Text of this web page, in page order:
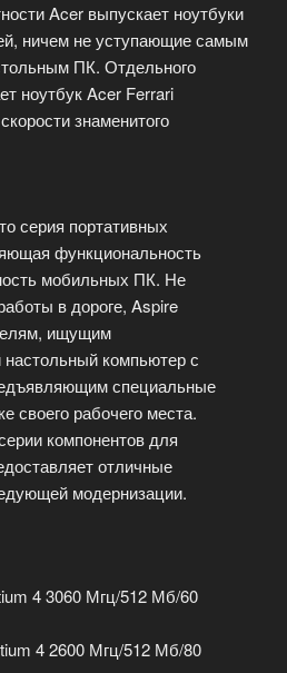
Acer выпускает ноутбуки
ничем не уступающие самым
ПК. Отдельного
ноутбук Acer Ferrari
знаменитого
серия портативных
функциональность
мобильных ПК. Не
в дороге, Aspire
ищущим
компьютер с
специальные
своего рабочего места.
компонентов для
отличные
модернизации.
4 3060 Мгц/512 Мб/60
4 2600 Мгц/512 Мб/80